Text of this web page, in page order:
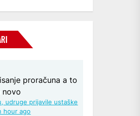
proračuna a to
novo
udruge prijavile ustaške
hour ago